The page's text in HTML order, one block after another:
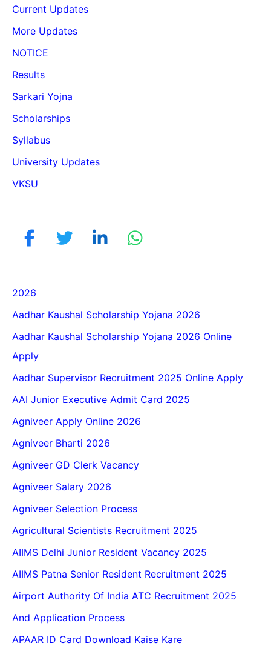
Current Updates
More Updates
NOTICE
Results
Sarkari Yojna
Scholarships
Syllabus
University Updates
VKSU
2026
Aadhar Kaushal Scholarship Yojana 2026
Aadhar Kaushal Scholarship Yojana 2026 Online
Apply
Aadhar Supervisor Recruitment 2025 Online Apply
AAI Junior Executive Admit Card 2025
Agniveer Apply Online 2026
Agniveer Bharti 2026
Agniveer GD Clerk Vacancy
Agniveer Salary 2026
Agniveer Selection Process
Agricultural Scientists Recruitment 2025
AIIMS Delhi Junior Resident Vacancy 2025
AIIMS Patna Senior Resident Recruitment 2025
Airport Authority Of India ATC Recruitment 2025
And Application Process
APAAR ID Card Download Kaise Kare